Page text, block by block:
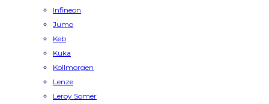
Infineon
Jumo
Keb
Kuka
Kollmorgen
Lenze
Leroy Somer